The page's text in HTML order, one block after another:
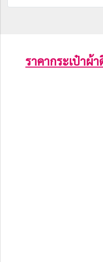
ราคากระเป๋าผ้